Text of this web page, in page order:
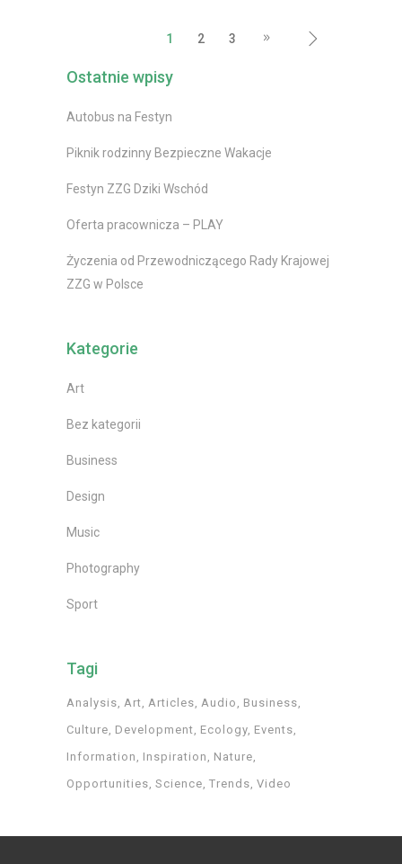
1 2 3
Ostatnie wpisy
Autobus na Festyn
Piknik rodzinny Bezpieczne Wakacje
Festyn ZZG Dziki Wschód
Oferta pracownicza – PLAY
Życzenia od Przewodniczącego Rady Krajowej
ZZG w Polsce
Kategorie
Art
Bez kategorii
Business
Design
Music
Photography
Sport
Tagi
Analysis Art Articles Audio
Business
Culture Development Ecology Events
Information
Inspiration
Nature
Opportunities Science Trends Video